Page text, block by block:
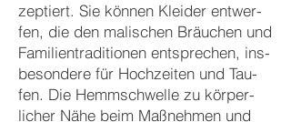
zep­tiert. Sie kön­nen Klei­der ent­wer­
fen, die den ma­li­schen Bräu­chen und
Fa­mi­lien­tradi­tionen ent­spre­chen, ins­
bes­on­dere für Hoch­zei­ten und Tau­
fen. Die Hem­m­schwel­le zu kör­per­
licher Nä­he beim Maß­neh­men und